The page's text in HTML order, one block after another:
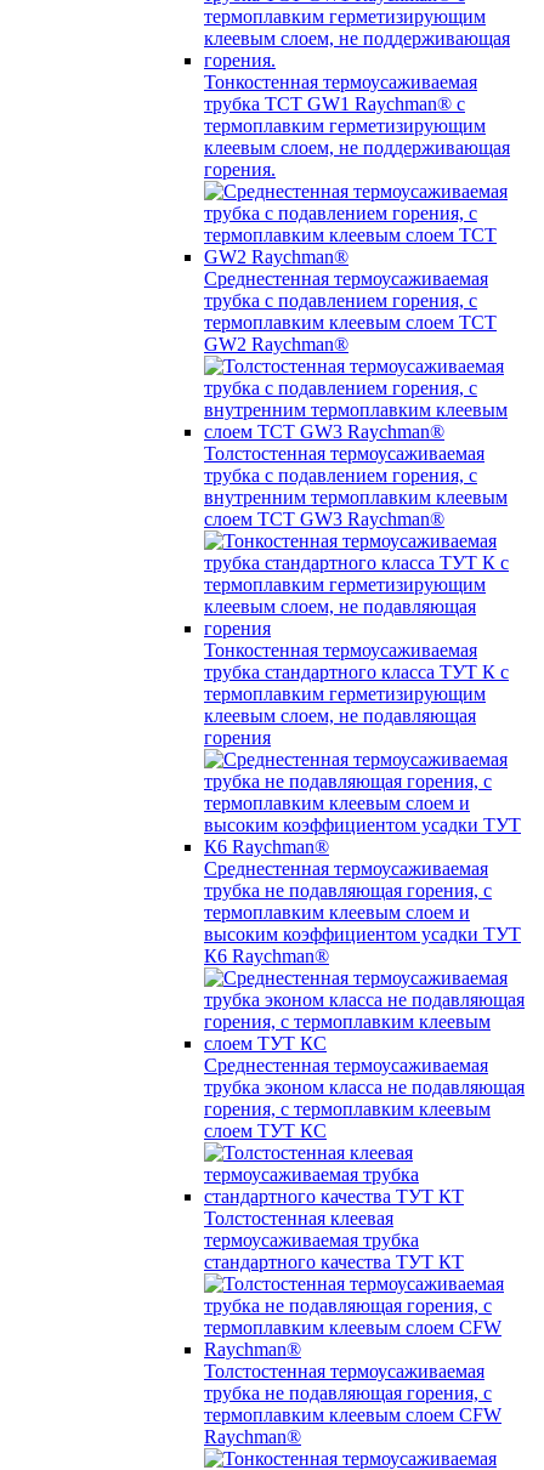
Тонкостенная термоусаживаемая
трубка TCT GW1 Raychman® с
термоплавким герметизирующим
клеевым слоем, не поддерживающая
горения.
Среднестенная термоусаживаемая
трубка c подавлением горения, с
термоплавким клеевым слоем TCT
GW2 Raychman®
Толстостенная термоусаживаемая
трубка c подавлением горения, с
внутренним термоплавким клеевым
слоем TCT GW3 Raychman®
Тонкостенная термоусаживаемая
трубка стандартного класса ТУТ К с
термоплавким герметизирующим
клеевым слоем, не подавляющая
горения
Среднестенная термоусаживаемая
трубка не подавляющая горения, с
термоплавким клеевым слоем и
высоким коэффициентом усадки ТУТ
К6 Raychman®
Среднестенная термоусаживаемая
трубка эконом класса не подавляющая
горения, с термоплавким клеевым
слоем ТУТ КС
Толстостенная клеевая
термоусаживаемая трубка
стандартного качества ТУТ КТ
Толстостенная термоусаживаемая
трубка не подавляющая горения, с
термоплавким клеевым слоем CFW
Raychman®